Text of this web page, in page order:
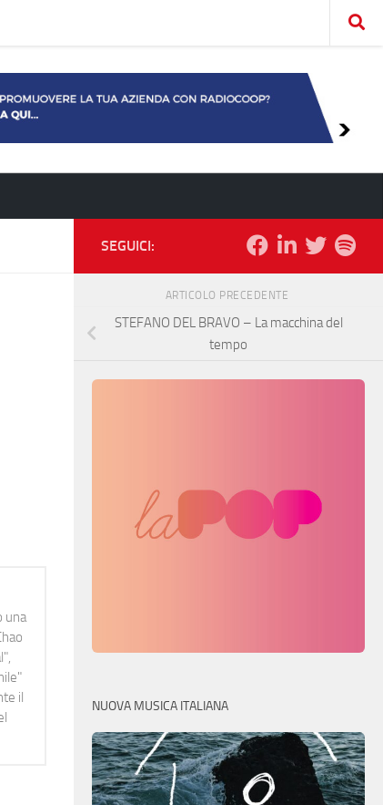
una
il
SEGUICI:
ARTICOLO PRECEDENTE
STEFANO DEL BRAVO – La macchina del
tempo
NUOVA MUSICA ITALIANA